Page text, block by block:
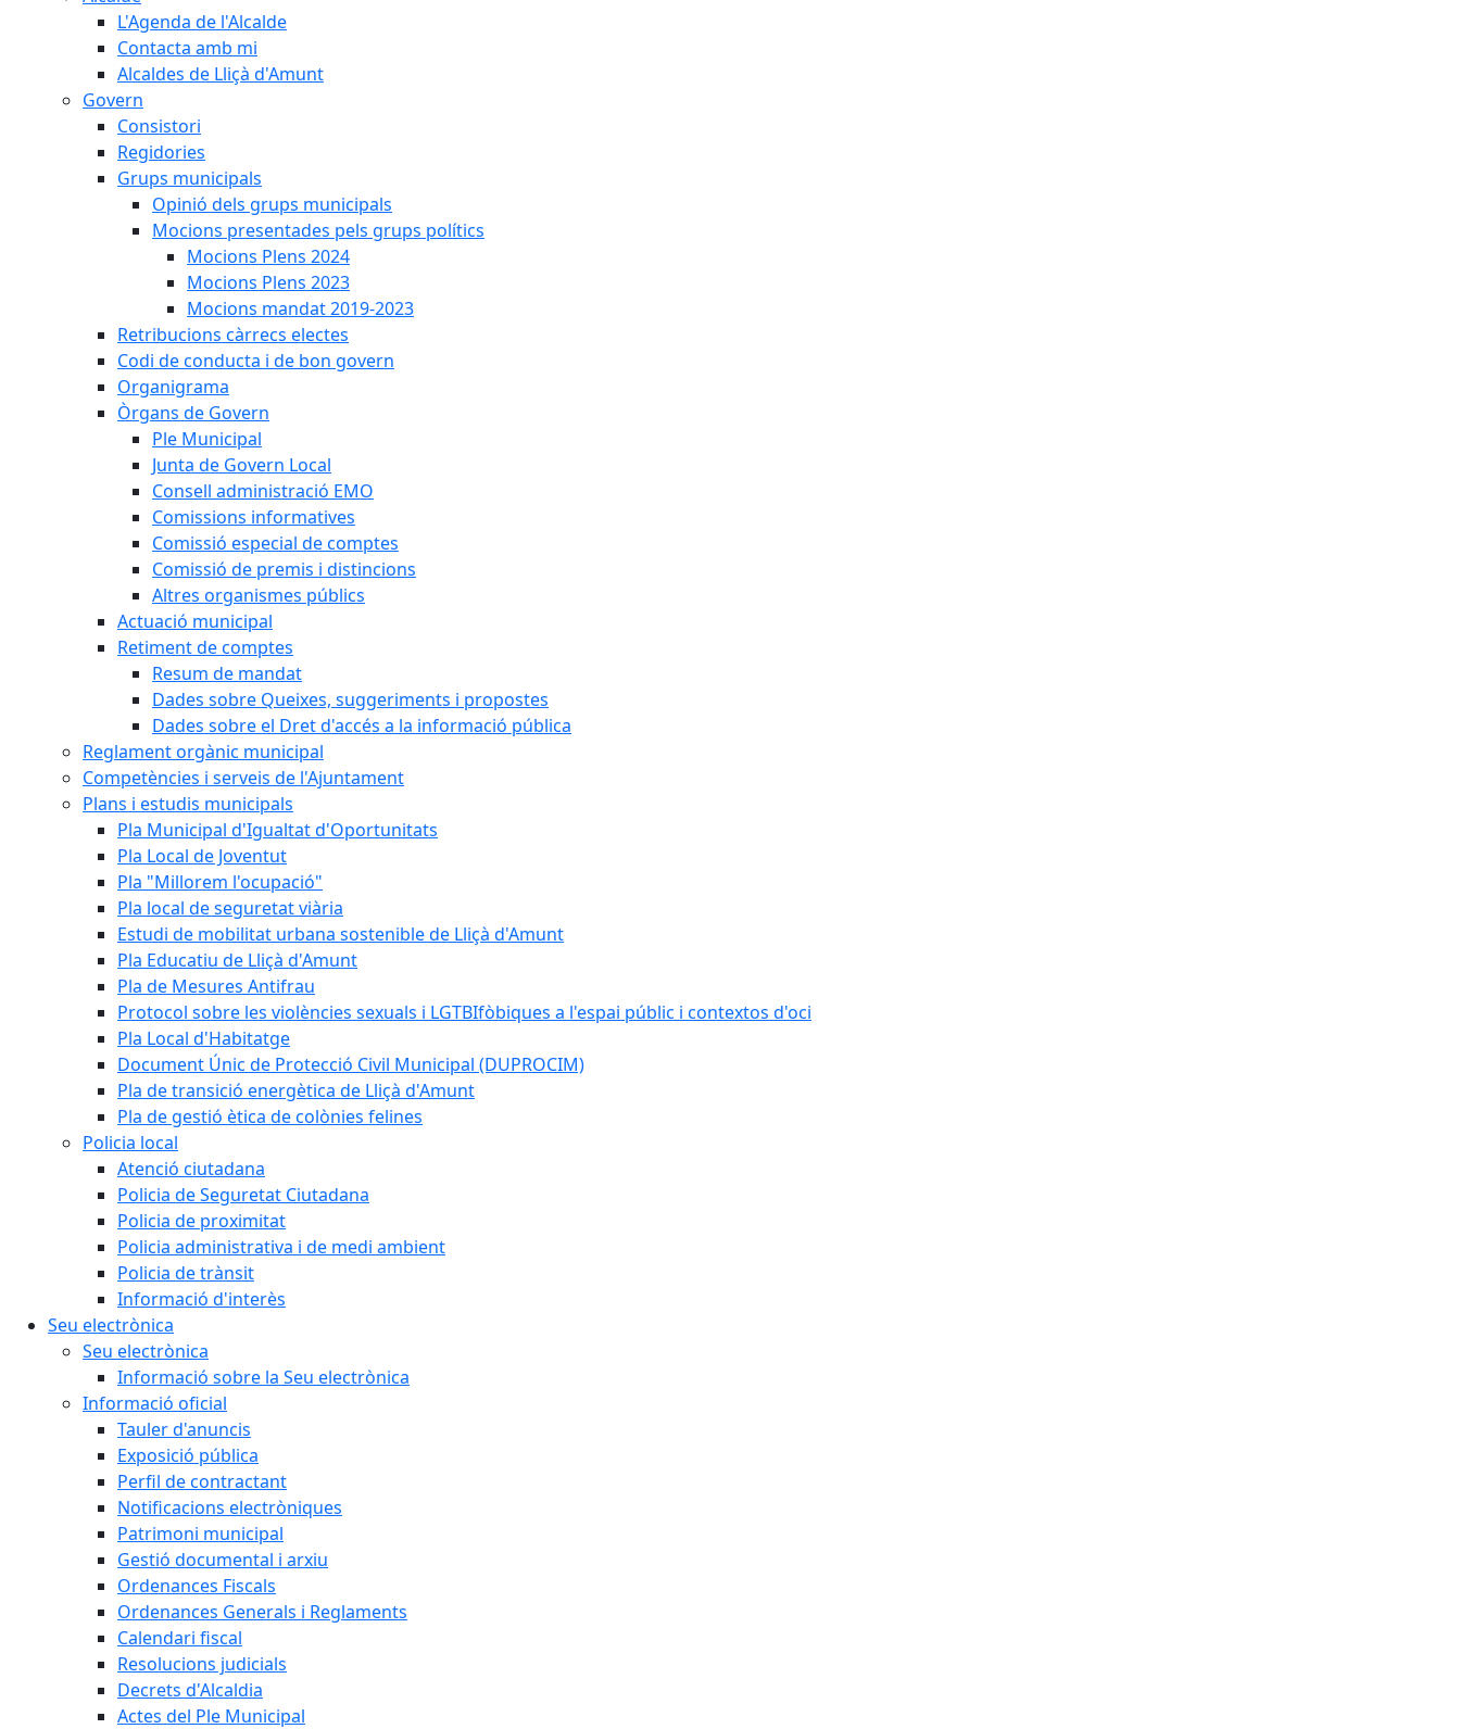
L'Agenda de l'Alcalde
Contacta amb mi
Alcaldes de Lliçà d'Amunt
Govern
Consistori
Regidories
Grups municipals
Opinió dels grups municipals
Mocions presentades pels grups polítics
Mocions Plens 2024
Mocions Plens 2023
Mocions mandat 2019-2023
Retribucions càrrecs electes
Codi de conducta i de bon govern
Organigrama
Òrgans de Govern
Ple Municipal
Junta de Govern Local
Consell administració EMO
Comissions informatives
Comissió especial de comptes
Comissió de premis i distincions
Altres organismes públics
Actuació municipal
Retiment de comptes
Resum de mandat
Dades sobre Queixes, suggeriments i propostes
Dades sobre el Dret d'accés a la informació pública
Reglament orgànic municipal
Competències i serveis de l'Ajuntament
Plans i estudis municipals
Pla Municipal d'Igualtat d'Oportunitats
Pla Local de Joventut
Pla "Millorem l'ocupació"
Pla local de seguretat viària
Estudi de mobilitat urbana sostenible de Lliçà d'Amunt
Pla Educatiu de Lliçà d'Amunt
Pla de Mesures Antifrau
Protocol sobre les violències sexuals i LGTBIfòbiques a l'espai públic i contextos d'oci
Pla Local d'Habitatge
Document Únic de Protecció Civil Municipal (DUPROCIM)
Pla de transició energètica de Lliçà d'Amunt
Pla de gestió ètica de colònies felines
Policia local
Atenció ciutadana
Policia de Seguretat Ciutadana
Policia de proximitat
Policia administrativa i de medi ambient
Policia de trànsit
Informació d'interès
Seu electrònica
Seu electrònica
Informació sobre la Seu electrònica
Informació oficial
Tauler d'anuncis
Exposició pública
Perfil de contractant
Notificacions electròniques
Patrimoni municipal
Gestió documental i arxiu
Ordenances Fiscals
Ordenances Generals i Reglaments
Calendari fiscal
Resolucions judicials
Decrets d'Alcaldia
Actes del Ple Municipal